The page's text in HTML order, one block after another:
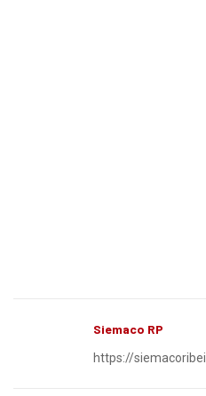
Siemaco RP
https://